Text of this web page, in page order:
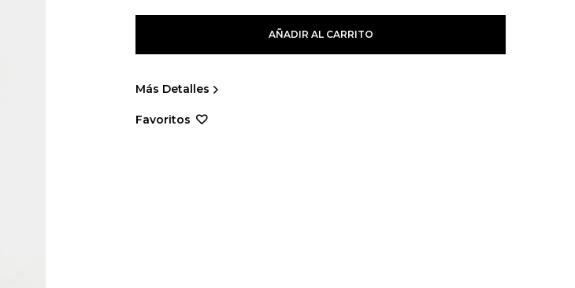
AÑADIR AL CARRITO
Más Detalles